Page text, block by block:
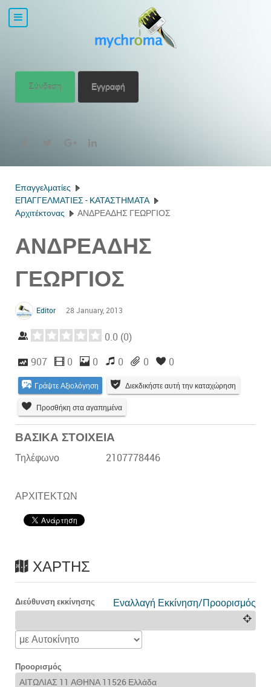
Σύνδεση Εγγραφή
Επαγγελματίες
ΕΠΑΓΓΕΛΜΑΤΙΕΣ - ΚΑΤΑΣΤΗΜΑΤΑ
Αρχιτέκτονας
ΑΝΔΡΕΑΔΗΣ ΓΕΩΡΓΙΟΣ
ΑΝΔΡΕΑΔΗΣ
ΓΕΩΡΓΙΟΣ
Editor 28 January, 2013
0.0 (0)
907 0 0 0 0 0
Γράψτε Αξιολόγηση Διεκδικήστε αυτή την καταχώρηση
Προσθήκη στα αγαπημένα
ΒΑΣΙΚΑ ΣΤΟΙΧΕΙΑ
Τηλέφωνο 2107778446
ΑΡΧΙΤΕΚΤΩΝ
ΧΆΡΤΗΣ
Εναλλαγή Εκκίνηση/Προορισμός
Διεύθυνση εκκίνησης
Προορισμός